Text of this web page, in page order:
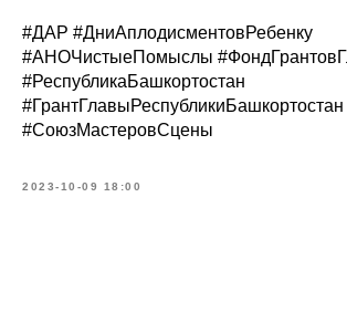
#ДАР #ДниАплодисментовРебенку
#АНОЧистыеПомыслы
#РеспубликаБашкортостан
#ГрантГлавыРеспубликиБашкортостан
#СоюзМастеровСцены
2023-10-09 18:00